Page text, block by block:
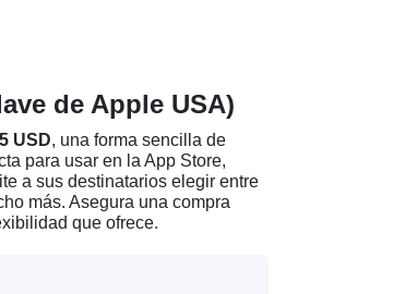
de Apple USA)
USD, una forma sencilla de
para usar en la App Store,
a sus destinatarios elegir entre
más. Asegura una compra
que ofrece.